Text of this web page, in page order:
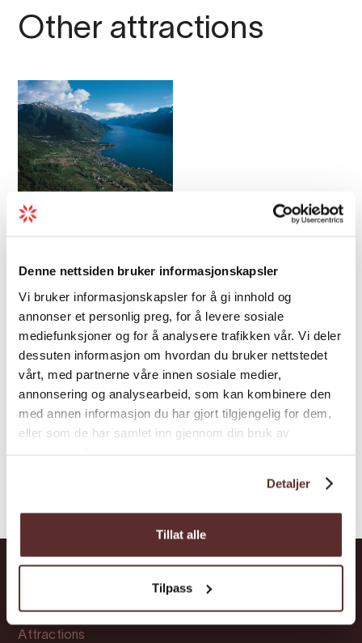
Denne nettsiden bruker informasjonskapsler
Vi bruker informasjonskapsler for å gi innhold og
annonser et personlig preg, for å levere sosiale
mediefunksjoner og for å analysere trafikken vår. Vi deler
dessuten informasjon om hvordan du bruker nettstedet
vårt, med partnerne våre innen sosiale medier,
annonsering og analysearbeid, som kan kombinere den
med annen informasjon du har gjort tilgjengelig for dem,
eller som de har samlet inn gjennom din bruk av
Detaljer
Tillat alle
Tilpass
Other attractions
Sightseeing | Helicopter
Sightseeing
Attractions